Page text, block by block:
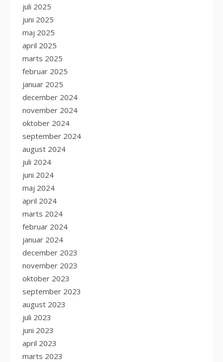
juli 2025
juni 2025
maj 2025
april 2025
marts 2025
februar 2025
januar 2025
december 2024
november 2024
oktober 2024
september 2024
august 2024
juli 2024
juni 2024
maj 2024
april 2024
marts 2024
februar 2024
januar 2024
december 2023
november 2023
oktober 2023
september 2023
august 2023
juli 2023
juni 2023
april 2023
marts 2023